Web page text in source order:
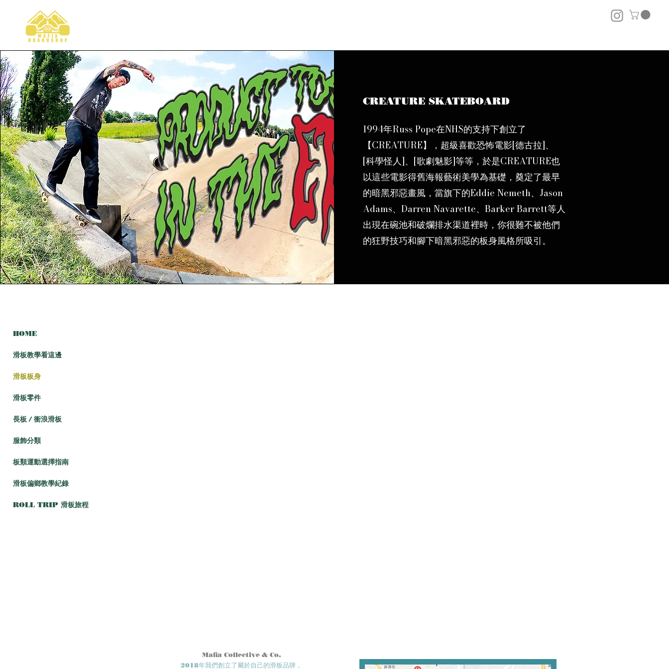
HOME
滑板教學看這邊
滑板板身
滑板零件
長板 / 衝浪滑板
服飾分類
板類運動選擇指南
滑板偏鄉教學紀錄
ROLL TRIP 滑板旅程
CREATURE SKATEBOARD
1994年Russ Pope在NHS的支持下創立了
【CREATURE】，超級喜歡恐怖電影[德古拉]、
[科學怪人]、[歌劇魅影]等等，於是CREATURE也
以這些電影得舊海報藝術美學為基礎，奠定了最早
的暗黑邪惡畫風，當旗下的Eddie Nemeth、Jason
Adams、Darren Navarette、Barker Barrett等人
出現在碗池和破爛排水渠道裡時，你很難不被他們
的狂野技巧和腳下暗黑邪惡的板身風格所吸引。
Mafia Collective & Co.
2018年我們創立了屬於自己的滑板品牌，